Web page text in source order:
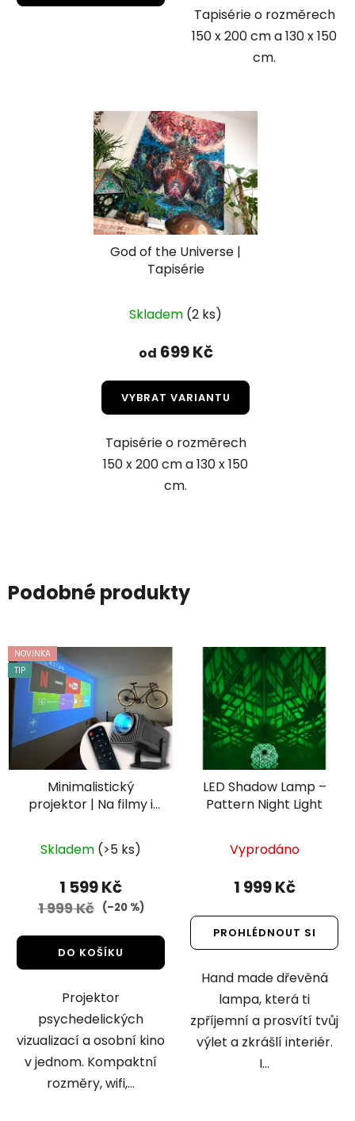
Tapisérie o rozměrech
150 x 200 cm a 130 x 150
cm.
God of the Universe |
Tapisérie
Skladem (2 ks)
od 699 Kč
VYBRAT VARIANTU
Tapisérie o rozměrech
150 x 200 cm a 130 x 150
cm.
Podobné produkty
NOVINKA
TIP
Minimalistický
projektor | Na filmy i
projekce (WiFi,
Bluetooth)
hodnocení
produktu
je
Skladem (>5 ks)
1 599 Kč
1 999 Kč (–20 %)
DO KOŠÍKU
Projektor
psychedelických
vizualizací a osobní kino
v jednom. Kompaktní
rozměry, wifi,...
LED Shadow Lamp –
Pattern Night Light
Vyprodáno
1 999 Kč
PROHLÉDNOUT SI
Hand made dřevěná
lampa, která ti
zpříjemní a prosvítí tvůj
výlet a zkrášlí interiér.
I...